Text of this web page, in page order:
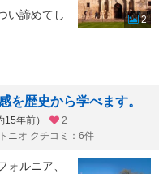
い諦めてし
2
を歴史から学べます。
年前）
2
ニオ クチコミ：6件
ルニア、